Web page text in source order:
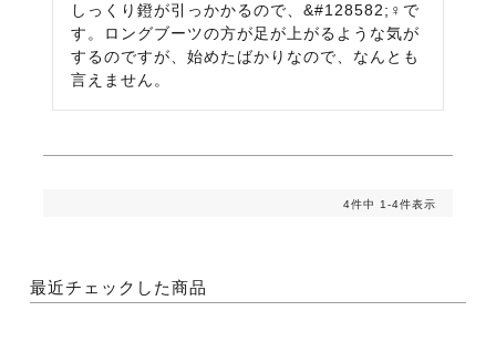
しっくり鐙が引っかかるので、&#128582;♀で
す。ロングブーツの方が足が上がるような気が
するのですが、始めたばかりなので、なんとも
言えません。
4件中 1-4件表示
最近チェックした商品